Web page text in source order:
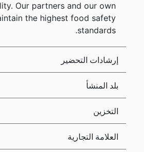
Our partners and our own
the highest food safety
standards.
إرشادات التحضير
بلد المنشأ
التخزين
العلامة التجارية